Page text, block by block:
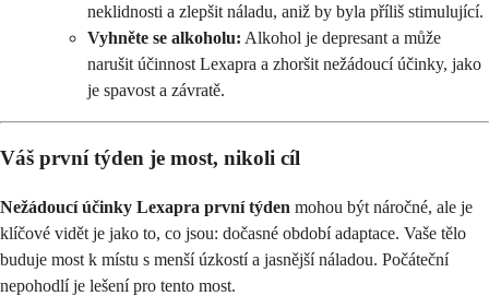
neklidnosti a zlepšit náladu, aniž by byla příliš stimulující.
Vyhněte se alkoholu: Alkohol je depresant a může
narušit účinnost Lexapra a zhoršit nežádoucí účinky, jako
je spavost a závratě.
Váš první týden je most, nikoli cíl
Nežádoucí účinky Lexapra první týden mohou být náročné, ale je
klíčové vidět je jako to, co jsou: dočasné období adaptace. Vaše tělo
buduje most k místu s menší úzkostí a jasnější náladou. Počáteční
nepohodlí je lešení pro tento most.